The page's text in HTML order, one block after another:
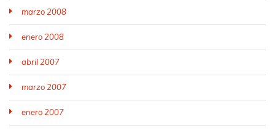
marzo 2008
enero 2008
abril 2007
marzo 2007
enero 2007